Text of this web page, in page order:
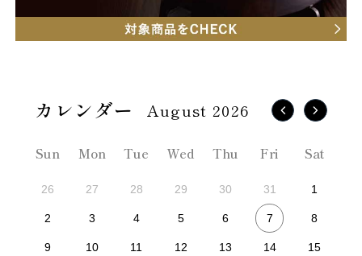
August 2026
Sun Mon Tue Wed Thu Fri Sat
26 27 28 29 30 31 1
2 3 4 5 6 7 8
9 10 11 12 13 14 15